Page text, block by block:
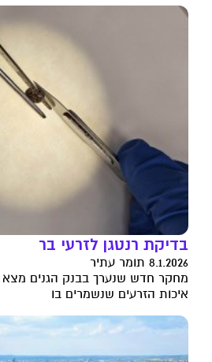
בדיקת רנטגן לזרעי בר
8.1.2026 תומר עתיר
מחקר חדש שנערך בבנק הגנים
איכות הזרעים שנשמרים בו